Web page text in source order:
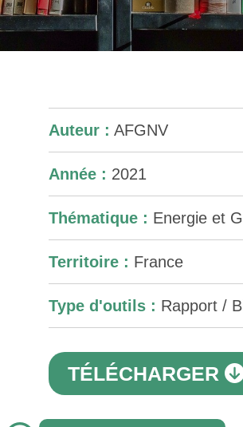
Auteur : AFGNV
Année : 2021
Thématique : Energie et
Territoire : France
Type d'outils : Rapport /
TÉLÉCHARGER